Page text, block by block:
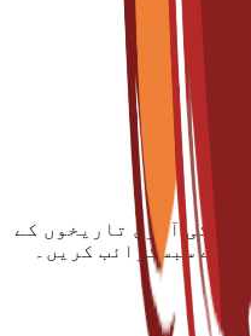
کی آخری تاریخوں کے
لیے سبسکرائب کریں۔